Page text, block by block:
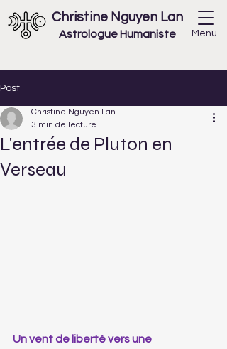
Christine Nguyen Lan
Astrologue Humaniste Menu
Post
L'entrée de Pluton en
Verseau
Christine Nguyen Lan
3 min de lecture
Un vent de liberté vers une